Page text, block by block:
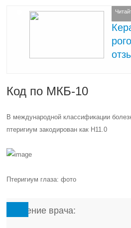
Код по МКБ-10
В международной классификации
птеригиум закодирован как Н11.0
Птеригиум глаза: фото
Мнение врача: